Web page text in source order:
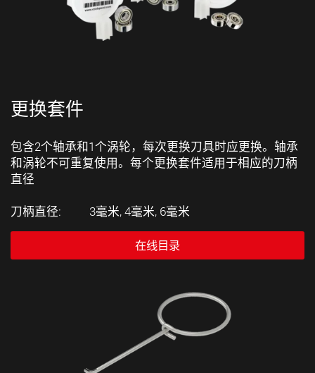
更换套件
包含2个轴承和1个涡轮，每次更换刀具时应更换。轴承
和涡轮不可重复使用。每个更换套件适用于相应的刀柄
直径
刀柄直径: 3毫米, 4毫米, 6毫米
在线目录